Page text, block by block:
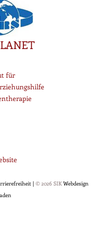
für
| © 2026 SIK Webdesign